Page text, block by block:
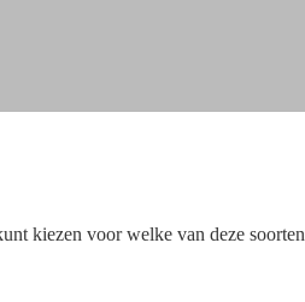
kiezen voor welke van deze soorten